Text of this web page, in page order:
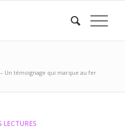
– Un témoignage qui marque au fer
LECTURES